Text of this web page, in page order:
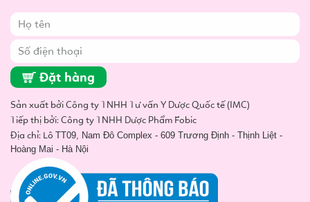
Đặt hàng
Sản xuất bởi Công ty TNHH Tư vấn Y Dược Quốc tế (IMC)
Tiếp thị bởi: Công ty TNHH Dược Phẩm Fobic
Địa chỉ: Lô TT09, Nam Đô Complex - 609 Trương Định - Thịnh Liệt -
Hoàng Mai - Hà Nội